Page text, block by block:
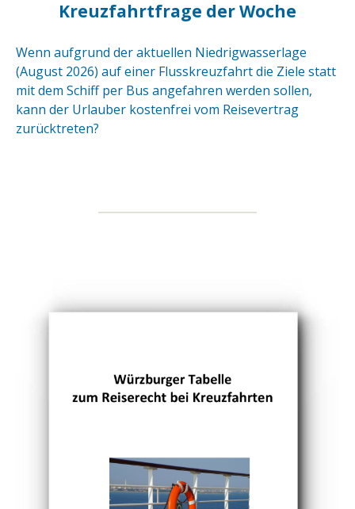
Kreuzfahrtfrage der Woche
Wenn aufgrund der aktuellen Niedrigwasserlage
(August 2026) auf einer Flusskreuzfahrt die Ziele statt
mit dem Schiff per Bus angefahren werden sollen,
kann der Urlauber kostenfrei vom Reisevertrag
zurücktreten?